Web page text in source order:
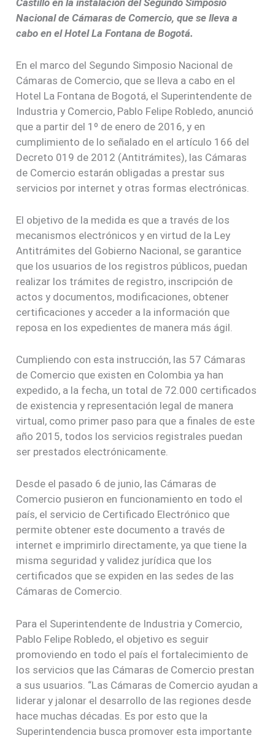
Nacional de Cámaras de Comercio, que se lleva a
cabo en el Hotel La Fontana de Bogotá.
En el marco del Segundo Simposio Nacional de
Cámaras de Comercio, que se lleva a cabo en el
Hotel La Fontana de Bogotá, el Superintendente de
Industria y Comercio, Pablo Felipe Robledo, anunció
que a partir del 1º de enero de 2016, y en
cumplimiento de lo señalado en el artículo 166 del
Decreto 019 de 2012 (Antitrámites), las Cámaras
de Comercio estarán obligadas a prestar sus
servicios por internet y otras formas electrónicas.
El objetivo de la medida es que a través de los
mecanismos electrónicos y en virtud de la Ley
Antitrámites del Gobierno Nacional, se garantice
que los usuarios de los registros públicos, puedan
realizar los trámites de registro, inscripción de
actos y documentos, modificaciones, obtener
certificaciones y acceder a la información que
reposa en los expedientes de manera más ágil.
Cumpliendo con esta instrucción, las 57 Cámaras
de Comercio que existen en Colombia ya han
expedido, a la fecha, un total de 72.000 certificados
de existencia y representación legal de manera
virtual, como primer paso para que a finales de este
año 2015, todos los servicios registrales puedan
ser prestados electrónicamente.
Desde el pasado 6 de junio, las Cámaras de
Comercio pusieron en funcionamiento en todo el
país, el servicio de Certificado Electrónico que
permite obtener este documento a través de
internet e imprimirlo directamente, ya que tiene la
misma seguridad y validez jurídica que los
certificados que se expiden en las sedes de las
Cámaras de Comercio.
Para el Superintendente de Industria y Comercio,
Pablo Felipe Robledo, el objetivo es seguir
promoviendo en todo el país el fortalecimiento de
los servicios que las Cámaras de Comercio prestan
a sus usuarios. “Las Cámaras de Comercio ayudan a
liderar y jalonar el desarrollo de las regiones desde
hace muchas décadas. Es por esto que la
Superintendencia busca promover esta importante